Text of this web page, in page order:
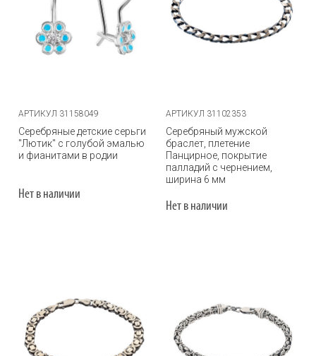
АРТИКУЛ 31158049
Серебряные детские серьги
"Лютик" с голубой эмалью
и фианитами в родии
Нет в наличии
АРТИКУЛ 31102353
Серебряный мужской
браслет, плетение
Панцирное, покрытие
палладий с чернением,
ширина 6 мм
Нет в наличии